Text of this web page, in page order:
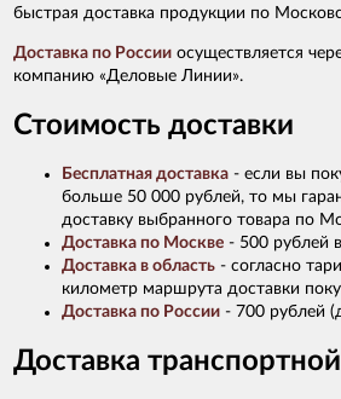
быстрая доставка продукции по
Доставка по России осуществляется
компанию «Деловые Линии».
Стоимость доставки
Бесплатная доставка - если вы
больше 50 000 рублей, то мы
доставку выбранного товара по
Доставка по Москве - 500 рублей
Доставка в область - согласно
километр маршрута доставки
Доставка по России - 700 рублей
Доставка